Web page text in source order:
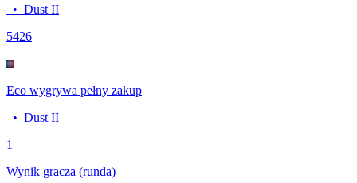
• Dust II
5426
Eco wygrywa pełny zakup
• Dust II
1
Wynik gracza (runda)